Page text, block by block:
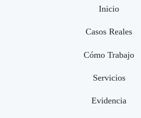
Inicio
Casos Reales
Cómo Trabajo
Servicios
Evidencia